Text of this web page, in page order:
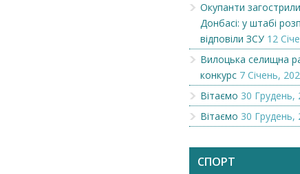
Окупанти
Донбасі: у штабі
відповіли ЗСУ 12
Вилоцька селищна
конкурс 7 Січень,
Вітаємо 30 Грудень,
Вітаємо 30 Грудень,
СПОРТ
Викупимо
смородини...